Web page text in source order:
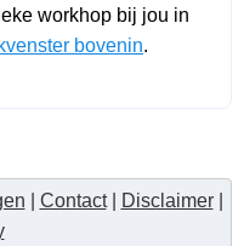
workhop bij jou in
bovenin.
Contact| Disclaimer|